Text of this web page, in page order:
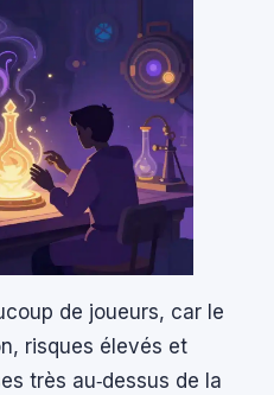
de joueurs, car le
risques élevés et
très au‑dessus de la